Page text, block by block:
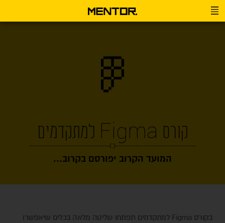
קורס Figma למתקדמים
המועד הקרוב יפורסם בקרוב...
בקורס Figma למתקדמים תפתחו שליטה מלאה בכלים שיאפשרו